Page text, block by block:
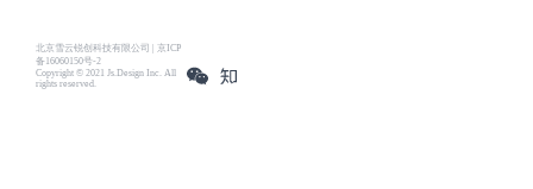
北京雪云锐创科技有限公司 | 京ICP
备16060150号-2
Copyright © 2021 Js.Design Inc. All
rights reserved.